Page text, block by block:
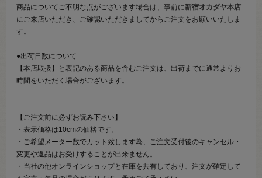
商品についてご不明な点がございます場合は、事前に新宿オカダヤ本店
にご来店いただき、ご確認いただきましてからご注文をお願いいたしま
す。
●出荷日数について
【本店取扱】と表記のある商品を含むご注文は、出荷までに通常よりお
時間をいただく場合がございます。
【ご注文前に必ずお読み下さい】
・表示価格は10cmの価格です。
・ご希望メーター数でカット致します為、ご注文受付後のキャンセル・
変更や返品はお受けすることが出来ません。
・当社の他オンラインショップと在庫を共有しており、注文が確定して